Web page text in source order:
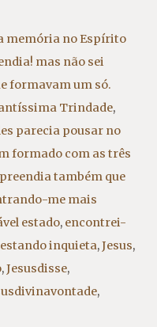
memória no Espírito
mas não sei
formavam um só.
Trindade,
parecia pousar no
formado com as três
também que
me mais
estado, encontrei-
estando inquieta,Jesus,
,Jesusdisse,
,